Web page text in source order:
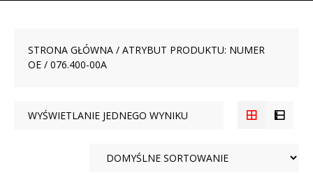
STRONA GŁÓWNA / ATRYBUT PRODUKTU: NUMER
OE / 076.400-00A
WYŚWIETLANIE JEDNEGO WYNIKU